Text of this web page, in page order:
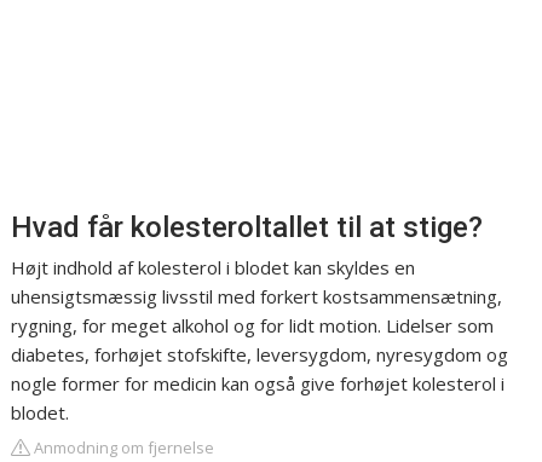
Hvad får kolesteroltallet til at stige?
Højt indhold af kolesterol i blodet kan skyldes en
uhensigtsmæssig livsstil med forkert kostsammensætning,
rygning, for meget alkohol og for lidt motion. Lidelser som
diabetes, forhøjet stofskifte, leversygdom, nyresygdom og
nogle former for medicin kan også give forhøjet kolesterol i
blodet.
Anmodning om fjernelse